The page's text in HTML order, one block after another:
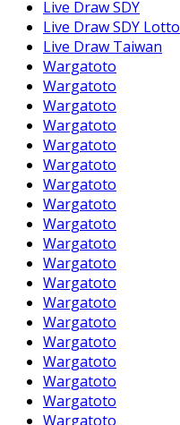
Live Draw SDY
Live Draw SDY Lotto
Live Draw Taiwan
Wargatoto
Wargatoto
Wargatoto
Wargatoto
Wargatoto
Wargatoto
Wargatoto
Wargatoto
Wargatoto
Wargatoto
Wargatoto
Wargatoto
Wargatoto
Wargatoto
Wargatoto
Wargatoto
Wargatoto
Wargatoto
Wargatoto